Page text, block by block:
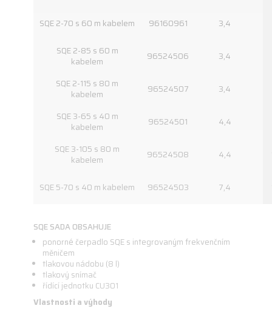
SQE 2-70 s 60 m kabelem 96160961 3,4
SQE 2-85 s 60 m
kabelem
96524506 3,4
SQE 2-115 s 80 m
kabelem
96524507 3,4
SQE 3-65 s 40 m
kabelem
96524501 4,4
SQE 3-105 s 80 m
kabelem
96524508 4,4
SQE 5-70 s 40 m kabelem 96524503 7,4
SQE SADA OBSAHUJE
ponorné čerpadlo SQE s integrovaným frekvenčním
měničem
tlakovou nádobu (8 l)
tlakový snímač
řídící jednotku CU301
Vlastnosti a výhody